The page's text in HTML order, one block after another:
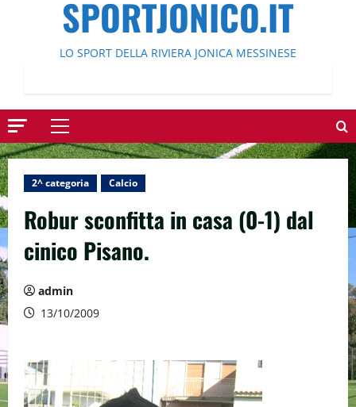
SPORTJONICO.IT
LO SPORT DELLA RIVIERA JONICA MESSINESE
Menu
principale
2^ categoria Calcio
Robur sconfitta in casa (0-1) dal
cinico Pisano.
admin
13/10/2009